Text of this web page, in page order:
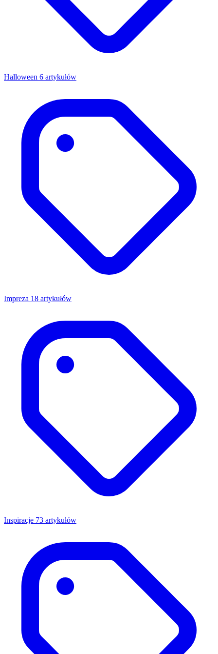
Halloween 6 artykułów
Impreza 18 artykułów
Inspiracje 73 artykułów